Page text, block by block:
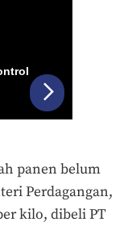
panen belum
Perdagangan,
kilo, dibeli PT